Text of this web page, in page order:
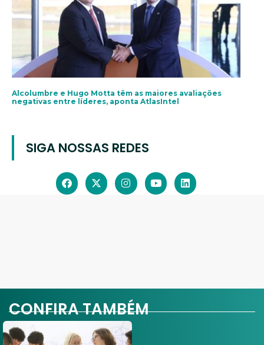
Alcolumbre e Hugo Motta têm as maiores avaliações
negativas entre líderes, aponta AtlasIntel
SIGA NOSSAS REDES
CONFIRA TAMBÉM